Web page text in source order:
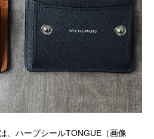
、ハープシールTONGUE（画像